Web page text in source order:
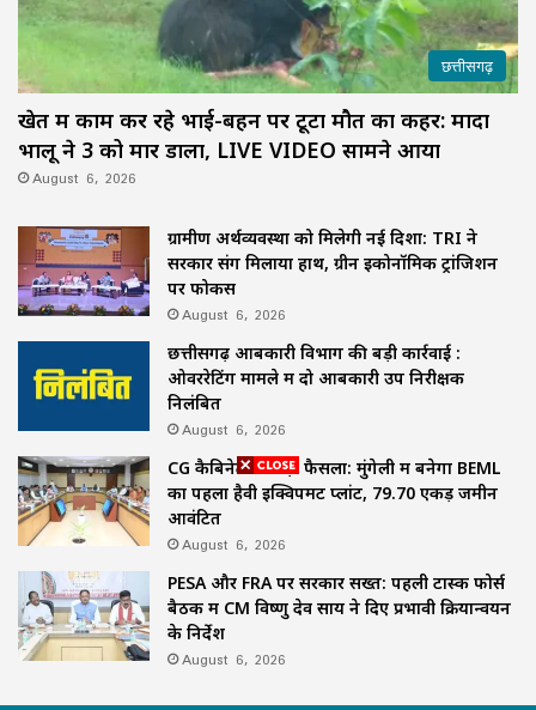
छत्तीसगढ़
खेत में काम कर रहे भाई-बहन पर टूटा मौत का कहर: मादा
भालू ने 3 को मार डाला, LIVE VIDEO सामने आया
August 6, 2026
ग्रामीण अर्थव्यवस्था को मिलेगी नई दिशा: TRI ने
सरकार संग मिलाया हाथ, ग्रीन इकोनॉमिक ट्रांजिशन
पर फोकस
August 6, 2026
छत्तीसगढ़ आबकारी विभाग की बड़ी कार्रवाई :
ओवररेटिंग मामले में दो आबकारी उप निरीक्षक
निलंबित
August 6, 2026
CG कैबिनेट का बड़ा फैसला: मुंगेली में बनेगा BEML
का पहला हैवी इक्विपमेंट प्लांट, 79.70 एकड़ जमीन
आवंटित
August 6, 2026
PESA और FRA पर सरकार सख्त: पहली टास्क फोर्स
बैठक में CM विष्णु देव साय ने दिए प्रभावी क्रियान्वयन
के निर्देश
August 6, 2026